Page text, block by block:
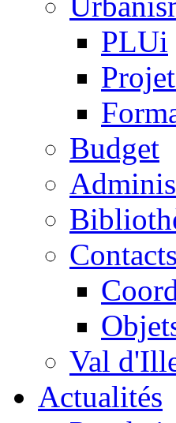
PLUi
Budget
Contacts
Val
Actualités